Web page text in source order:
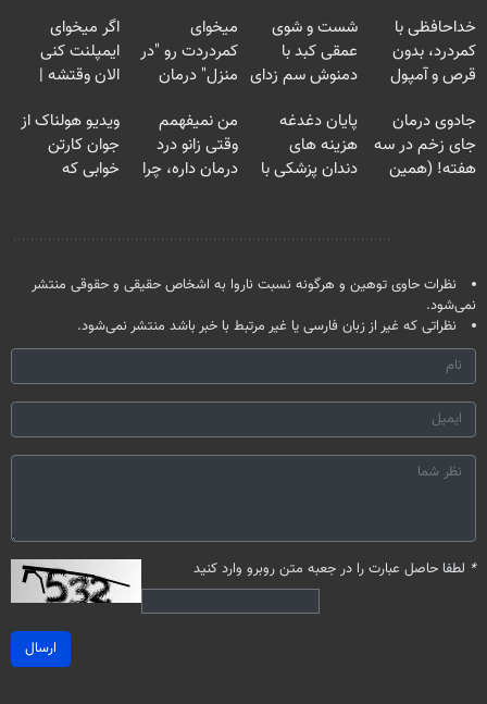
خداحافظی با
کمردرد، بدون
قرص و آمپول
شست و شوی
عمقی کبد با
دمنوش سم زدای
میخوای
کمردردت رو "در
منزل" درمان
◂پرسش‌نامه)
اگر میخوای
ایمپلنت کنی
الان وقتشه |
میلیون تومان!!!
جادوی درمان
جای زخم در سه
هفته! (همین
پایان دغدغه
هزینه های
دندان پزشکی با
من نمیفهمم
وقتی زانو درد
درمان داره، چرا
ویدیو هولناک از
جوان کارتن
خوابی که
نظرات حاوی توهین و هرگونه نسبت ناروا به اشخاص حقیقی و حقوقی منتشر
نمی‌شود.
نظراتی که غیر از زبان فارسی یا غیر مرتبط با خبر باشد منتشر نمی‌شود.
* لطفا حاصل عبارت را در جعبه متن روبرو وارد کنید
ارسال